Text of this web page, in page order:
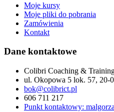
Moje kursy
Moje pliki do pobrania
Zamówienia
Kontakt
Dane kontaktowe
Colibri Coaching &
ul. Okopowa 5 lok. 57, 20-
bok@colibrict.pl
606 711 217
Punkt kontaktowy: